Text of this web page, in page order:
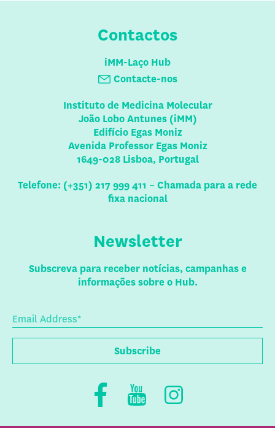
Contactos
iMM-Laço Hub
Contacte-nos
Instituto de Medicina Molecular
João Lobo Antunes (iMM)
Edifício Egas Moniz
Avenida Professor Egas Moniz
1649-028 Lisboa, Portugal
Telefone: (+351) 217 999 411 – Chamada para a rede
fixa nacional
Newsletter
Subscreva para receber notícias, campanhas e
informações sobre o Hub.